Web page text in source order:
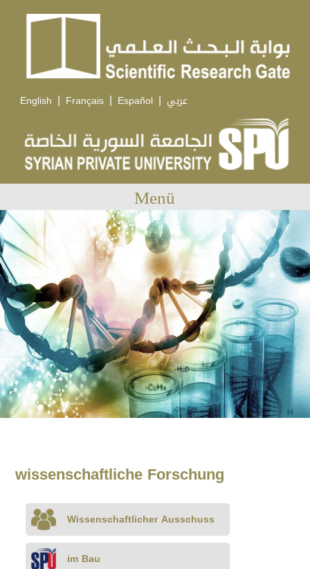
English | Français | Español | عربي
Menü
wissenschaftliche Forschung
Wissenschaftlicher Ausschuss
im Bau